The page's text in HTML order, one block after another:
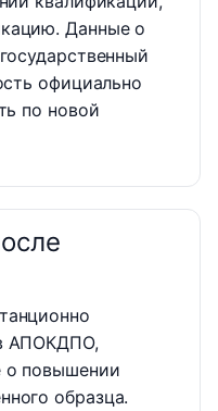
Данные о
официально
по новой
АПОКДПО,
о повышении
образца.